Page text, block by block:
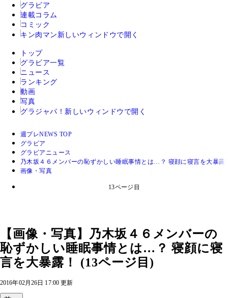
グラビア
連載コラム
コミック
キン肉マン 新しいウィンドウで開く
トップ
グラビア一覧
ニュース
ランキング
動画
写真
グラジャパ！ 新しいウィンドウで開く
週プレNEWS TOP
グラビア
グラビアニュース
乃木坂４６メンバーの恥ずかしい睡眠事情とは…？ 寝顔に寝言を大暴露
画像・写真
13ページ目
【画像・写真】乃木坂４６メンバーの
恥ずかしい睡眠事情とは…？ 寝顔に寝
言を大暴露！ (13ページ目)
2016年02月26日 17:00 更新